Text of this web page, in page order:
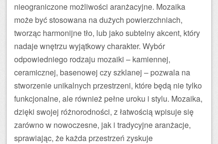
nieograniczone możliwości aranżacyjne. Mozaika
może być stosowana na dużych powierzchniach,
tworząc harmonijne tło, lub jako subtelny akcent, który
nadaje wnętrzu wyjątkowy charakter. Wybór
odpowiedniego rodzaju mozaiki – kamiennej,
ceramicznej, basenowej czy szklanej – pozwala na
stworzenie unikalnych przestrzeni, które będą nie tylko
funkcjonalne, ale również pełne uroku i stylu. Mozaika,
dzięki swojej różnorodności, z łatwością wpisuje się
zarówno w nowoczesne, jak i tradycyjne aranżacje,
sprawiając, że każda przestrzeń zyskuje